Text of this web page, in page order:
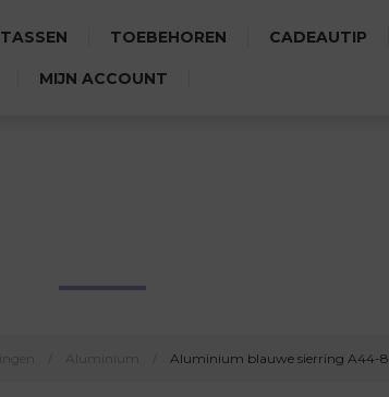
TASSEN TOEBEHOREN CADEAUTIP
MIJN ACCOUNT
Aluminium blauwe sierring A44-8